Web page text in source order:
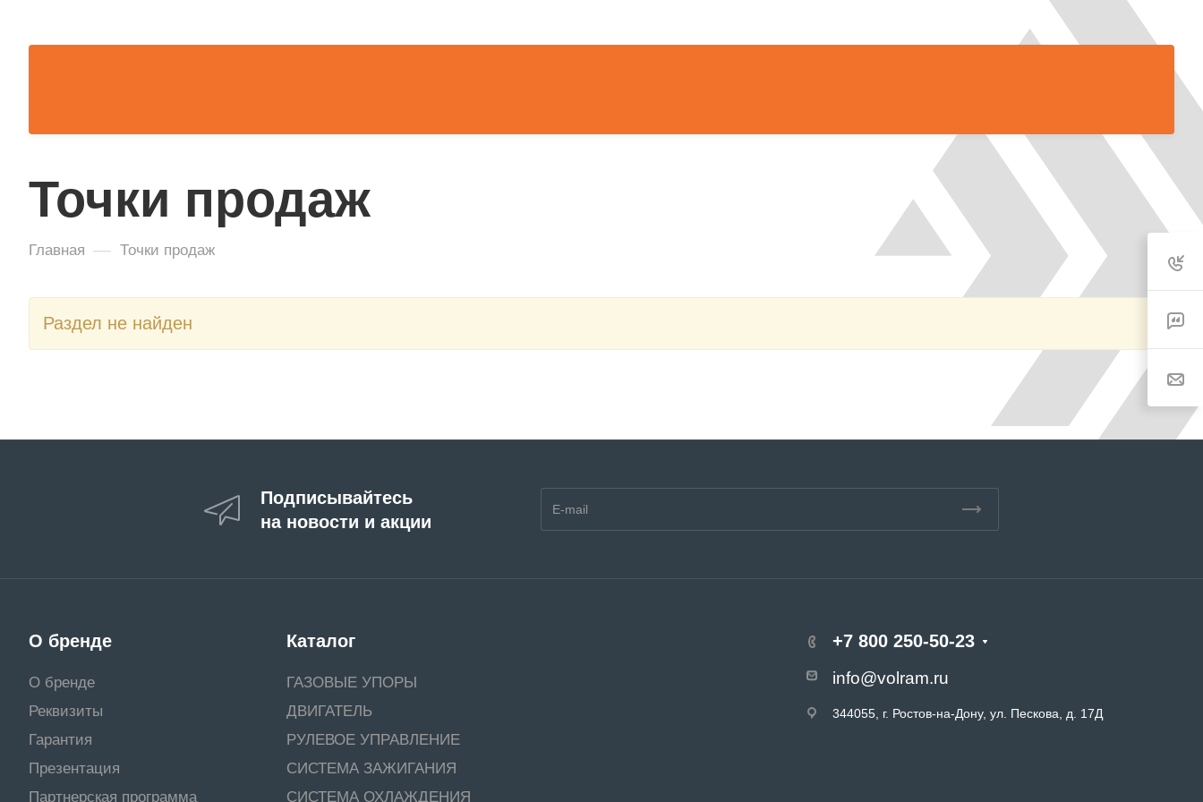
Точки продаж
Главная — Точки продаж
Раздел не найден
Подписывайтесь
на новости и акции
О бренде
О бренде
Реквизиты
Гарантия
Презентация
Партнерская программа
Каталог
ГАЗОВЫЕ УПОРЫ
ДВИГАТЕЛЬ
РУЛЕВОЕ УПРАВЛЕНИЕ
СИСТЕМА ЗАЖИГАНИЯ
СИСТЕМА ОХЛАЖДЕНИЯ
+7 800 250-50-23
info@volram.ru
344055, г. Ростов-на-Дону, ул. Пескова, д. 17Д